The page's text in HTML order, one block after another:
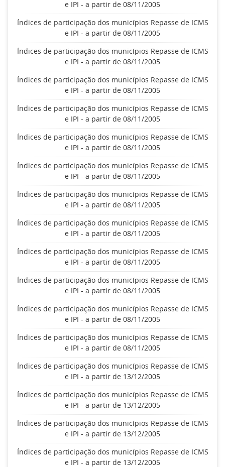
e IPI - a partir de 08/11/2005
Índices de participação dos municípios Repasse de ICMS
e IPI - a partir de 08/11/2005
Índices de participação dos municípios Repasse de ICMS
e IPI - a partir de 08/11/2005
Índices de participação dos municípios Repasse de ICMS
e IPI - a partir de 08/11/2005
Índices de participação dos municípios Repasse de ICMS
e IPI - a partir de 08/11/2005
Índices de participação dos municípios Repasse de ICMS
e IPI - a partir de 08/11/2005
Índices de participação dos municípios Repasse de ICMS
e IPI - a partir de 08/11/2005
Índices de participação dos municípios Repasse de ICMS
e IPI - a partir de 08/11/2005
Índices de participação dos municípios Repasse de ICMS
e IPI - a partir de 08/11/2005
Índices de participação dos municípios Repasse de ICMS
e IPI - a partir de 08/11/2005
Índices de participação dos municípios Repasse de ICMS
e IPI - a partir de 08/11/2005
Índices de participação dos municípios Repasse de ICMS
e IPI - a partir de 08/11/2005
Índices de participação dos municípios Repasse de ICMS
e IPI - a partir de 08/11/2005
Índices de participação dos municípios Repasse de ICMS
e IPI - a partir de 13/12/2005
Índices de participação dos municípios Repasse de ICMS
e IPI - a partir de 13/12/2005
Índices de participação dos municípios Repasse de ICMS
e IPI - a partir de 13/12/2005
Índices de participação dos municípios Repasse de ICMS
e IPI - a partir de 13/12/2005